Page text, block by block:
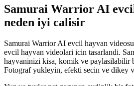
Samurai Warrior AI
neden iyi calisir
Samurai Warrior AI evcil hayvan
evcil hayvan videolari icin tasarlandi.
hayvaninizi kisa, komik ve paylasilabilir
Fotograf yukleyin, efekti secin ve dikey